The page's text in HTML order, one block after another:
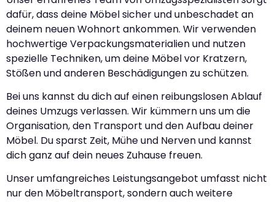
dafür, dass deine Möbel sicher und unbeschadet an
deinem neuen Wohnort ankommen. Wir verwenden
hochwertige Verpackungsmaterialien und nutzen
spezielle Techniken, um deine Möbel vor Kratzern,
Stößen und anderen Beschädigungen zu schützen.
Bei uns kannst du dich auf einen reibungslosen Ablauf
deines Umzugs verlassen. Wir kümmern uns um die
Organisation, den Transport und den Aufbau deiner
Möbel. Du sparst Zeit, Mühe und Nerven und kannst
dich ganz auf dein neues Zuhause freuen.
Unser umfangreiches Leistungsangebot umfasst nicht
nur den Möbeltransport, sondern auch weitere